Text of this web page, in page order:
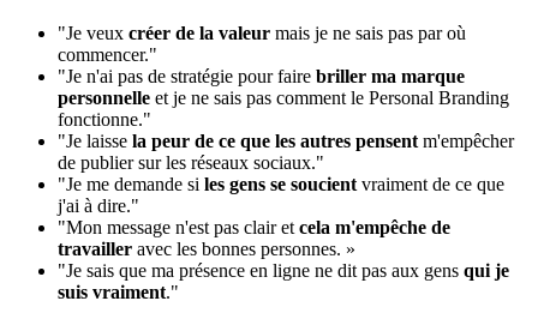
"Je veux créer de la valeur mais je ne sais pas par où
commencer."
"Je n'ai pas de stratégie pour faire briller ma marque
personnelle et je ne sais pas comment le Personal Branding
fonctionne."
"Je laisse la peur de ce que les autres pensent m'empêcher
de publier sur les réseaux sociaux."
"Je me demande si les gens se soucient vraiment de ce que
j'ai à dire."
"Mon message n'est pas clair et cela m'empêche de
travailler avec les bonnes personnes. »
"Je sais que ma présence en ligne ne dit pas aux gens qui je
suis vraiment."